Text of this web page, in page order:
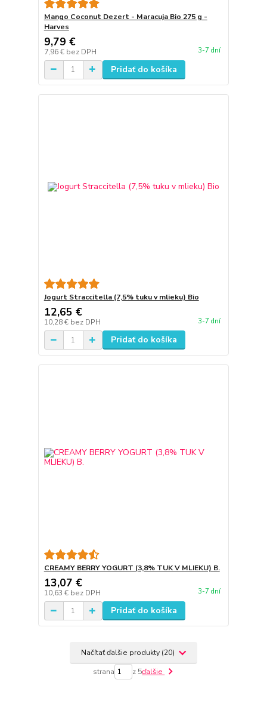
Mango Coconut Dezert - Maracuja Bio 275 g -
Harves
9,79 €
7,96 € bez DPH 3-7 dní
Pridať do košíka
Jogurt Straccitella (7,5% tuku v mlieku) Bio
12,65 €
10,28 € bez DPH 3-7 dní
Pridať do košíka
CREAMY BERRY YOGURT (3,8% TUK V MLIEKU) B.
13,07 €
10,63 € bez DPH 3-7 dní
Pridať do košíka
Načítať ďalšie produkty (20)
strana z 5ďalšie